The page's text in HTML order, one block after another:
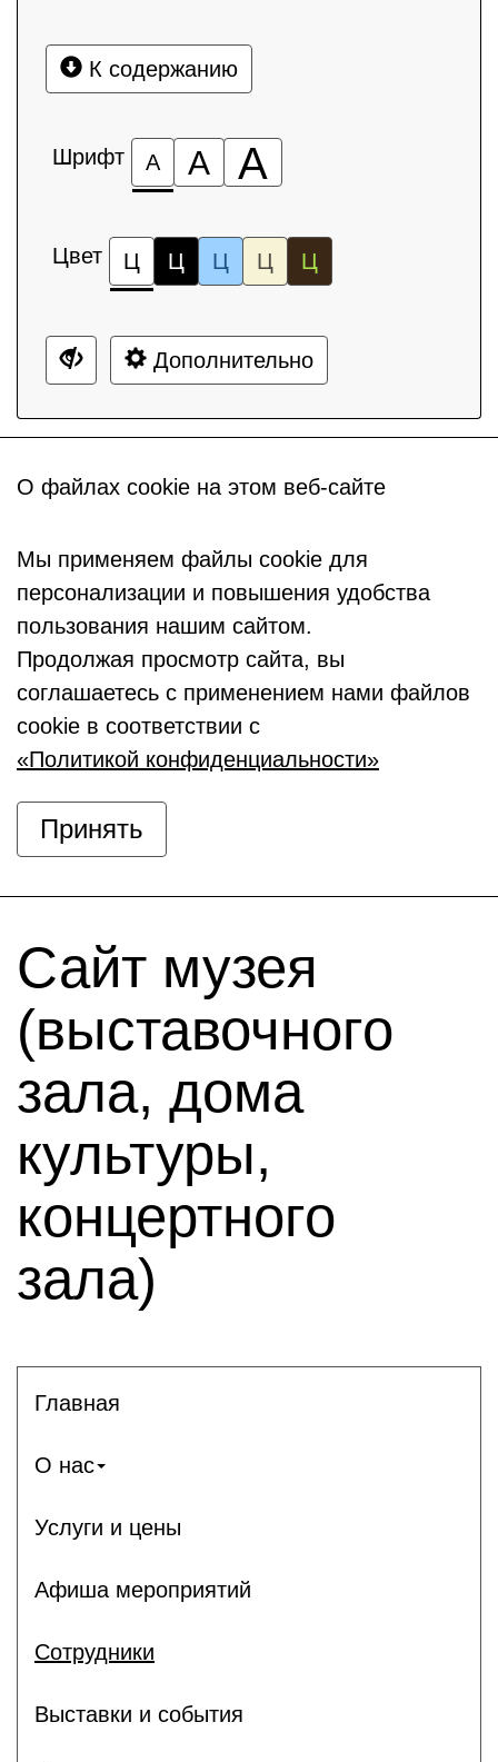
К содержанию
Шрифт А А А
Цвет Ц Ц Ц Ц Ц
Дополнительно
О файлах cookie на этом веб-сайте
Мы применяем файлы cookie для
персонализации и повышения удобства
пользования нашим сайтом.
Продолжая просмотр сайта, вы
соглашаетесь с применением нами файлов
cookie в соответствии с
«Политикой конфиденциальности»
Принять
Сайт музея
(выставочного
зала, дома
культуры,
концертного
зала)
Главная
О нас
Услуги и цены
Афиша мероприятий
Сотрудники
Выставки и события